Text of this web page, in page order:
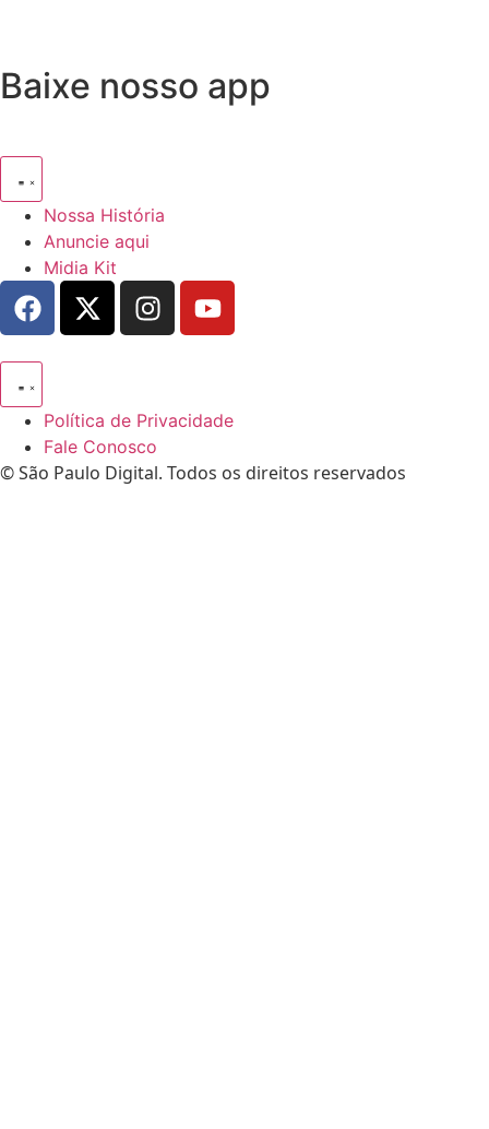
Baixe nosso app
Nossa História
Anuncie aqui
Midia Kit
Política de Privacidade
Fale Conosco
© São Paulo Digital. Todos os direitos reservados